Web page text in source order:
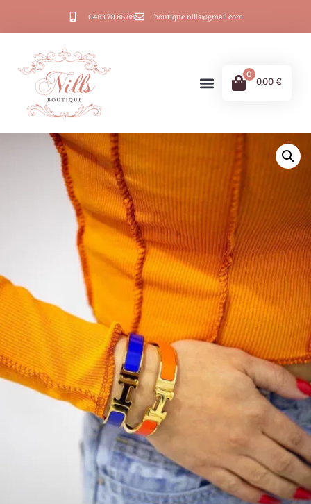
0483 70 86 88 boutique.nills@gmail.com
0
0,00 €